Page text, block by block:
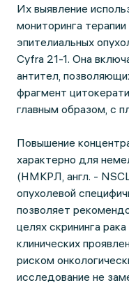
Их выявление
мониторинга
эпителиальных
Cyfra 21-1. Она
антител,
фрагмент
главным образом, с
Повышение
характерно для
(НМКРЛ, англ. -
опухолевой
позволяет
целях скрининга
клинических
риском
исследование не